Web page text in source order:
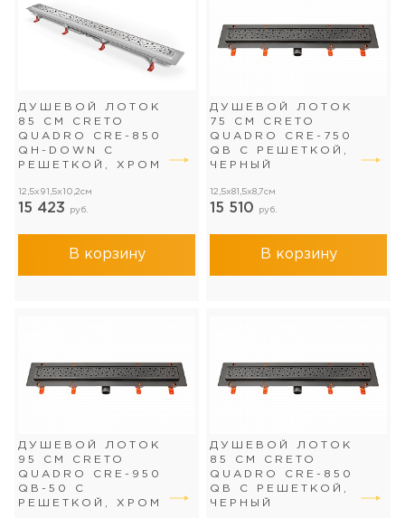
ДУШЕВОЙ ЛОТОК
85 СМ CRETO
QUADRO CRE-850
QH-DOWN С
РЕШЕТКОЙ, ХРОМ
12,5x91,5x10,2см
15 423 руб.
В корзину
ДУШЕВОЙ ЛОТОК
75 СМ CRETO
QUADRO CRE-750
QB С РЕШЕТКОЙ,
ЧЕРНЫЙ
12,5x81,5x8,7см
15 510 руб.
В корзину
ДУШЕВОЙ ЛОТОК
95 СМ CRETO
QUADRO CRE-950
QB-50 С
РЕШЕТКОЙ, ХРОМ
ДУШЕВОЙ ЛОТОК
85 СМ CRETO
QUADRO CRE-850
QB С РЕШЕТКОЙ,
ЧЕРНЫЙ